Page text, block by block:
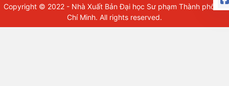
Copyright © 2022 - Nhà Xuất Bản Đại học Sư phạm Thành phố Hồ
Chí Minh. All rights reserved.